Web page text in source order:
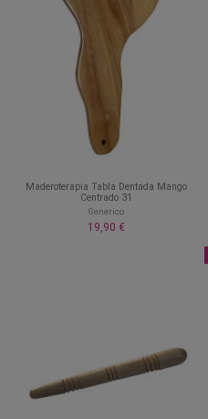
Maderoterapia Tabla Dentada Mango
Centrado 31
Generico
19,90 €